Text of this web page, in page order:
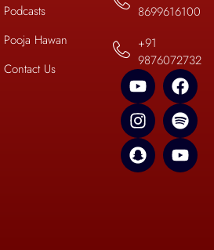
Podcasts
Pooja Hawan
Contact Us
8699616100
+91
9876072732